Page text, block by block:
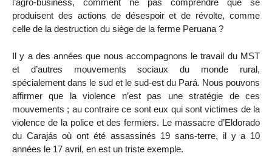
l’agro-business, comment ne pas comprendre que se
produisent des actions de désespoir et de révolte, comme
celle de la destruction du siège de la ferme Peruana ?
Il y a des années que nous accompagnons le travail du MST
et d’autres mouvements sociaux du monde rural,
spécialement dans le sud et le sud-est du Pará. Nous pouvons
affirmer que la violence n’est pas une stratégie de ces
mouvements ; au contraire ce sont eux qui sont victimes de la
violence de la police et des fermiers. Le massacre d’Eldorado
du Carajás où ont été assassinés 19 sans-terre, il y a 10
années le 17 avril, en est un triste exemple.